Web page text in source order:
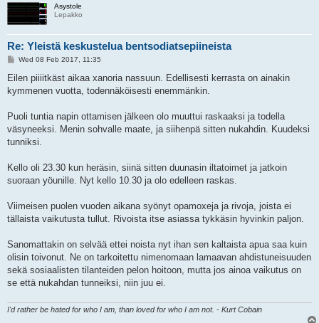
Asystole
Lepakko
Re: Yleistä keskustelua bentsodiatsepiineista
P
s
Wed 08 Feb 2017, 11:35
Eilen piiiitkäst aikaa xanoria nassuun. Edellisesti kerrasta on ainakin
kymmenen vuotta, todennäköisesti enemmänkin.
Puoli tuntia napin ottamisen jälkeen olo muuttui raskaaksi ja todella
väsyneeksi. Menin sohvalle maate, ja siihenpä sitten nukahdin. Kuudeksi
tunniksi.
Kello oli 23.30 kun heräsin, siinä sitten duunasin iltatoimet ja jatkoin
suoraan yöunille. Nyt kello 10.30 ja olo edelleen raskas.
Viimeisen puolen vuoden aikana syönyt opamoxeja ja rivoja, joista ei
tällaista vaikutusta tullut. Rivoista itse asiassa tykkäsin hyvinkin paljon.
Sanomattakin on selvää ettei noista nyt ihan sen kaltaista apua saa kuin
olisin toivonut. Ne on tarkoitettu nimenomaan lamaavan ahdistuneisuuden
sekä sosiaalisten tilanteiden pelon hoitoon, mutta jos ainoa vaikutus on
se että nukahdan tunneiksi, niin juu ei.
I'd rather be hated for who I am, than loved for who I am not. - Kurt Cobain